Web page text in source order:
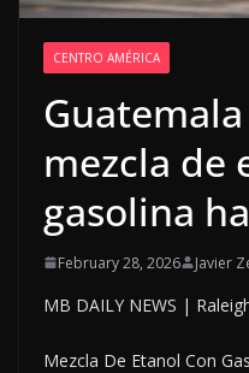
CENTRO AMÉRICA
mezcla de
gasolina
February 28, 2026 Javier
MB DAILY NEWS |
Mezcla De Etanol Con